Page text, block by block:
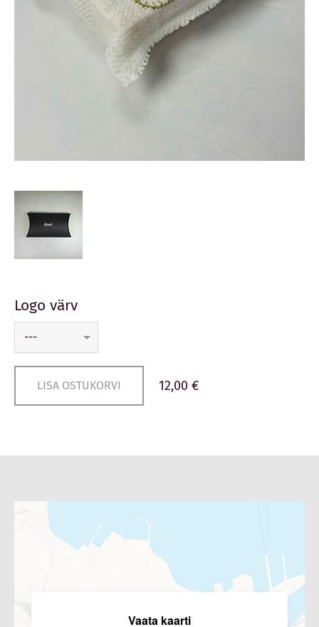
Logo värv
LISA OSTUKORVI 12,00 €
Vaata kaarti